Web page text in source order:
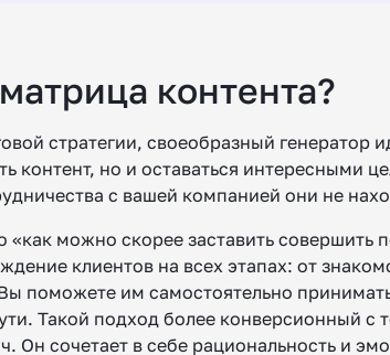
контента?
стратегии, своеобразный генератор
контент, но и оставаться интересными
с вашей компанией они не
«как можно скорее заставить совершить
клиентов на всех этапах: от
поможете им самостоятельно
Такой подход более конверсионный с
Он сочетает в себе рациональность и